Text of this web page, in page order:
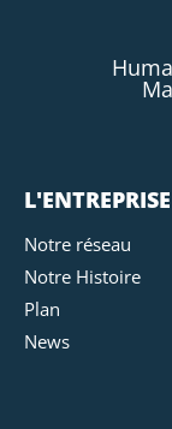
L'ENTREPRISE
Notre réseau
Notre Histoire
Plan
News